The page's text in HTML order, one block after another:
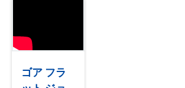
ゴア フラ